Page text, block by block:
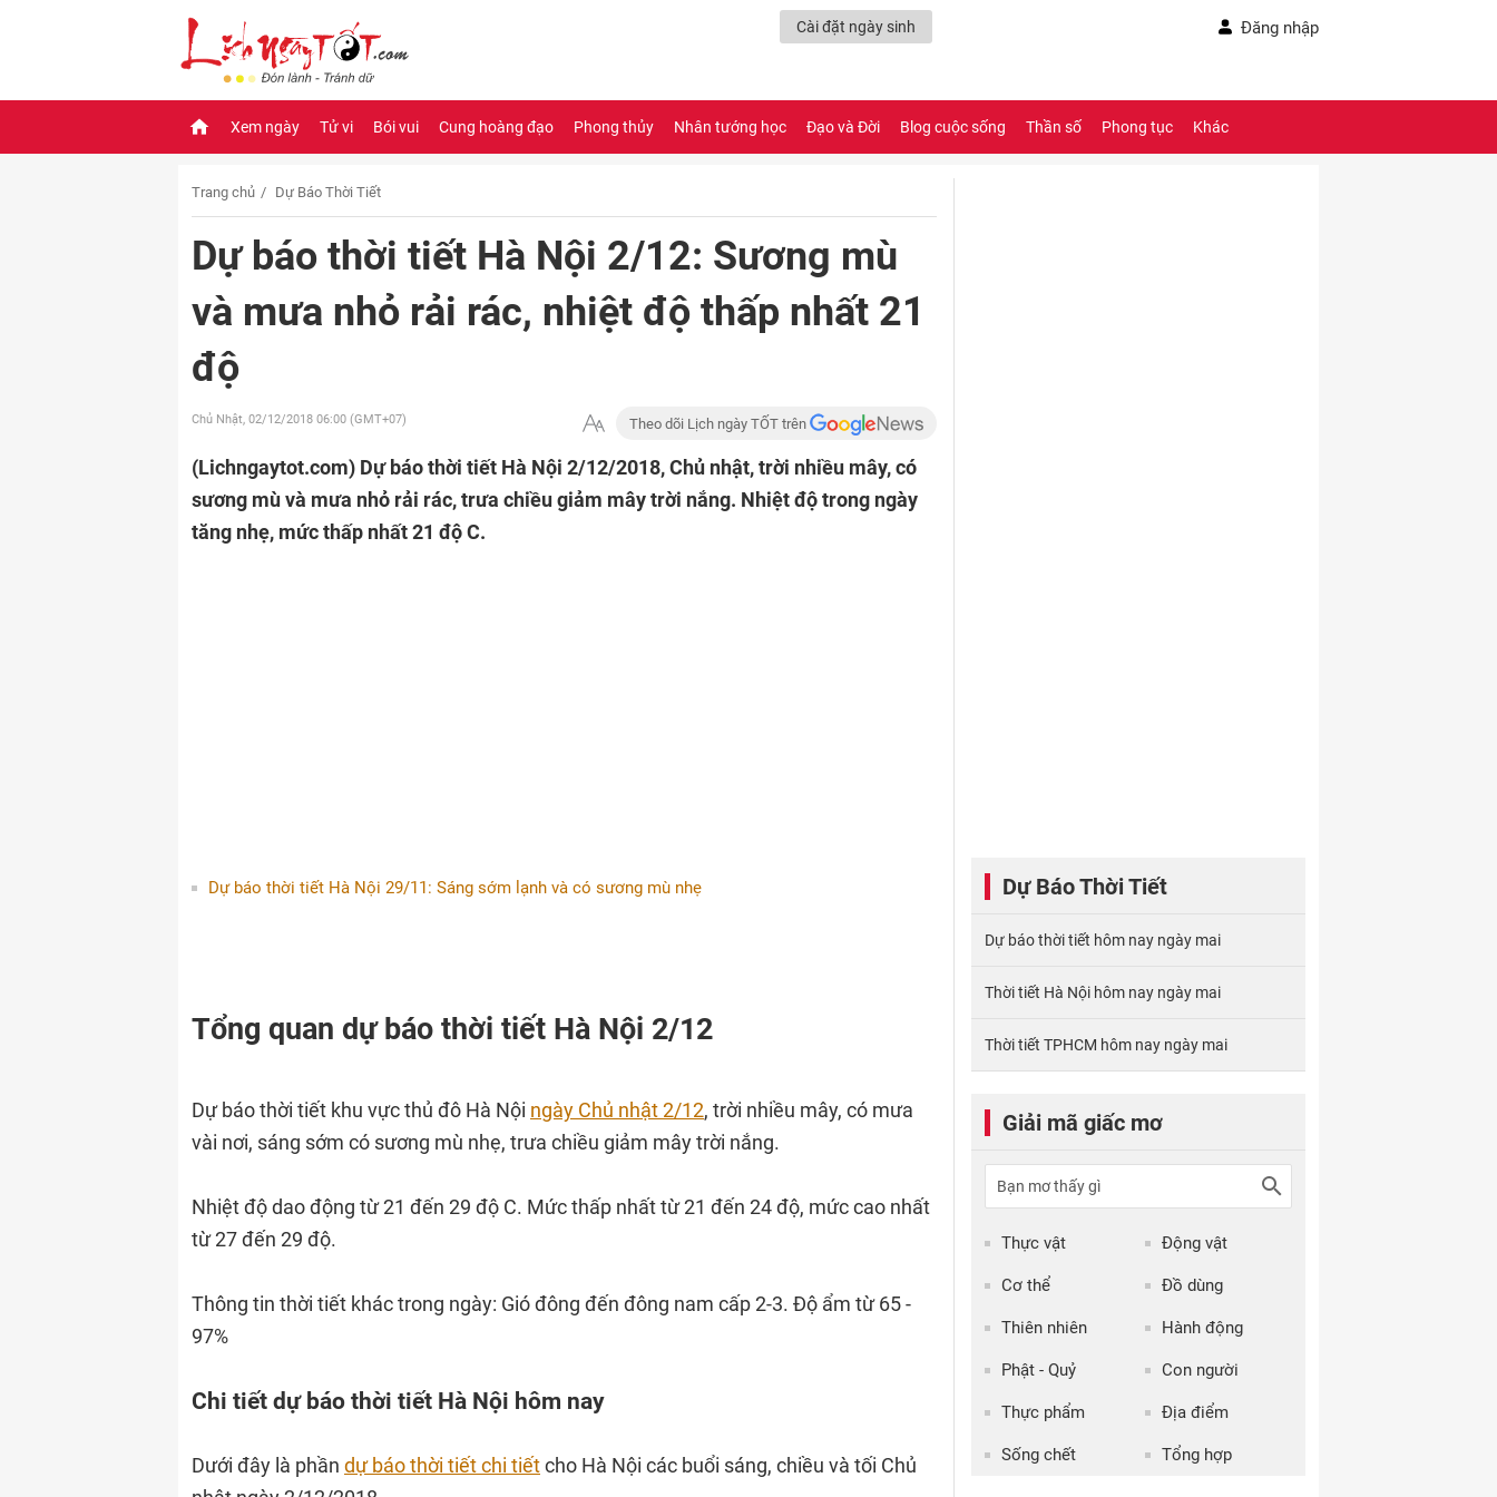
Cài đặt ngày sinh Đăng nhập
Xem ngày Tử vi Bói vui Cung hoàng đạo Phong thủy Nhân tướng học Đạo và Đời Blog cuộc sống Thần số Phong tục Khác
Trang chủ Dự Báo Thời Tiết
Dự báo thời tiết Hà Nội 2/12: Sương mù
và mưa nhỏ rải rác, nhiệt độ thấp nhất 21
độ
Chủ Nhật, 02/12/2018 06:00 (GMT+07) Theo dõi Lịch ngày TỐT trên
(Lichngaytot.com) Dự báo thời tiết Hà Nội 2/12/2018, Chủ nhật, trời nhiều mây, có
sương mù và mưa nhỏ rải rác, trưa chiều giảm mây trời nắng. Nhiệt độ trong ngày
tăng nhẹ, mức thấp nhất 21 độ C.
Dự báo thời tiết Hà Nội 29/11: Sáng sớm lạnh và có sương mù nhẹ
Tổng quan dự báo thời tiết Hà Nội 2/12
Dự báo thời tiết khu vực thủ đô Hà Nội ngày Chủ nhật 2/12, trời nhiều mây, có mưa
vài nơi, sáng sớm có sương mù nhẹ, trưa chiều giảm mây trời nắng.
Nhiệt độ dao động từ 21 đến 29 độ C. Mức thấp nhất từ 21 đến 24 độ, mức cao nhất
từ 27 đến 29 độ.
Thông tin thời tiết khác trong ngày: Gió đông đến đông nam cấp 2-3. Độ ẩm từ 65 -
97%
Chi tiết dự báo thời tiết Hà Nội hôm nay
Dưới đây là phần dự báo thời tiết chi tiếtcho Hà Nội các buổi sáng, chiều và tối Chủ
Dự Báo Thời Tiết
Dự báo thời tiết hôm nay ngày mai
Thời tiết Hà Nội hôm nay ngày mai
Thời tiết TPHCM hôm nay ngày mai
Giải mã giấc mơ
Thực vật Động vật
Cơ thể Đồ dùng
Thiên nhiên Hành động
Phật - Quỷ Con người
Thực phẩm Địa điểm
Sống chết Tổng hợp